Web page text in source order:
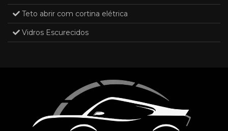
Teto abrir com cortina elétrica
Vidros Escurecidos